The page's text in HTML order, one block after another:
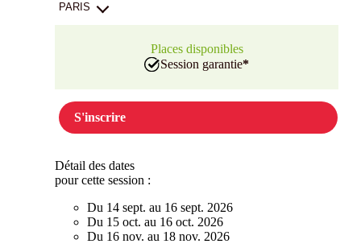
PARIS
Places disponibles
Session garantie*
S'inscrire
Détail des dates
pour cette session :
Du 14 sept. au 16 sept. 2026
Du 15 oct. au 16 oct. 2026
Du 16 nov. au 18 nov. 2026